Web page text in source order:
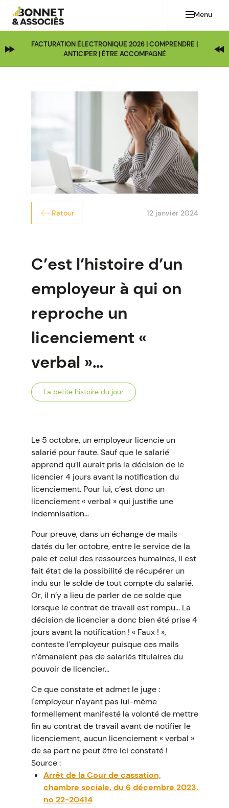
Menu
FACTURATION ÉLECTRONIQUE 2026 | COMPRENDRE |
ANTICIPER | ÊTRE ACCOMPAGNÉ
Retour 12 janvier 2024
C’est l’histoire d’un
employeur à qui on
reproche un
licenciement «
verbal »…
La petite histoire du jour
Le 5 octobre, un employeur licencie un
salarié pour faute. Sauf que le salarié
apprend qu’il aurait pris la décision de le
licencier 4 jours avant la notification du
licenciement. Pour lui, c’est donc un
licenciement « verbal » qui justifie une
indemnisation…
Pour preuve, dans un échange de mails
datés du 1er octobre, entre le service de la
paie et celui des ressources humaines, il est
fait état de la possibilité de récupérer un
indu sur le solde de tout compte du salarié.
Or, il n’y a lieu de parler de ce solde que
lorsque le contrat de travail est rompu… La
décision de licencier a donc bien été prise 4
jours avant la notification ! « Faux ! »,
conteste l’employeur puisque ces mails
n’émanaient pas de salariés titulaires du
pouvoir de licencier…
Ce que constate et admet le juge :
l'employeur n'ayant pas lui-même
formellement manifesté la volonté de mettre
fin au contrat de travail avant de notifier le
licenciement, aucun licenciement « verbal »
de sa part ne peut être ici constaté !
Source :
Arrêt de la Cour de cassation,
chambre sociale, du 6 décembre 2023,
no 22-20414